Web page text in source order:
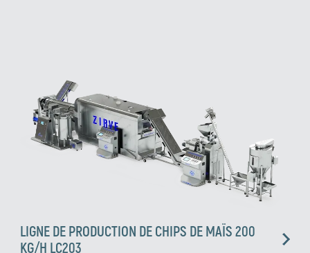
LIGNE DE PRODUCTION DE CHIPS DE MAÏS 200
KG/H LC203
Zirve Extrussion